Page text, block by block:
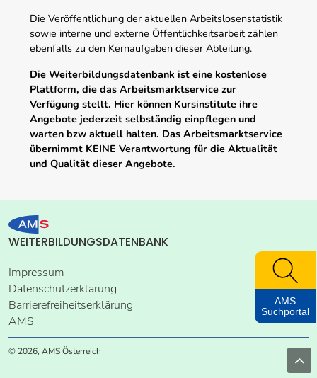
Die Veröffentlichung der aktuellen Arbeitslosenstatistik
sowie interne und externe Öffentlichkeitsarbeit zählen
ebenfalls zu den Kernaufgaben dieser Abteilung.
Die Weiterbildungsdatenbank ist eine kostenlose
Plattform, die das Arbeitsmarktservice zur
Verfügung stellt. Hier können Kursinstitute ihre
Angebote jederzeit selbständig einpflegen und
warten bzw aktuell halten. Das Arbeitsmarktservice
übernimmt KEINE Verantwortung für die Aktualität
und Qualität dieser Angebote.
WEITERBILDUNGSDATENBANK
Impressum
Datenschutzerklärung
Barrierefreiheitserklärung
AMS
© 2026, AMS Österreich
AMS
Suchportal